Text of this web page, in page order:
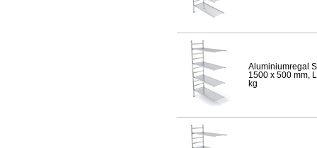
Aluminiumregal
1500 x 500 mm,
kg